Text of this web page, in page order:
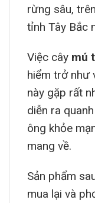
rừng sâu,
tỉnh Tây Bắc
Việc cây mú
hiểm trở như
này gặp rất
diễn ra
ông khỏe
mang về.
Sản phẩm
mua lại và